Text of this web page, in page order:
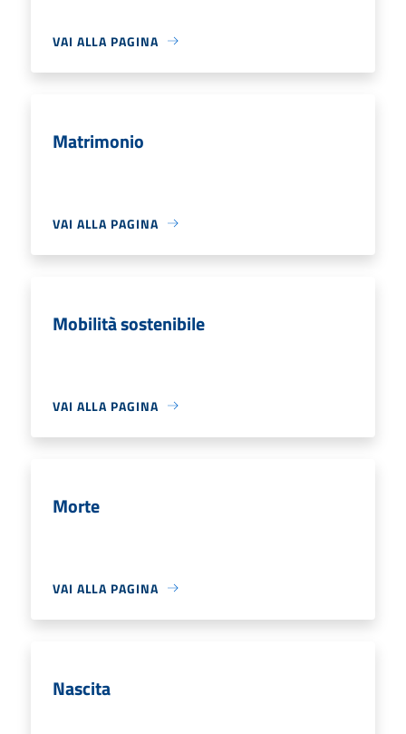
VAI ALLA PAGINA
Matrimonio
VAI ALLA PAGINA
Mobilità sostenibile
VAI ALLA PAGINA
Morte
VAI ALLA PAGINA
Nascita